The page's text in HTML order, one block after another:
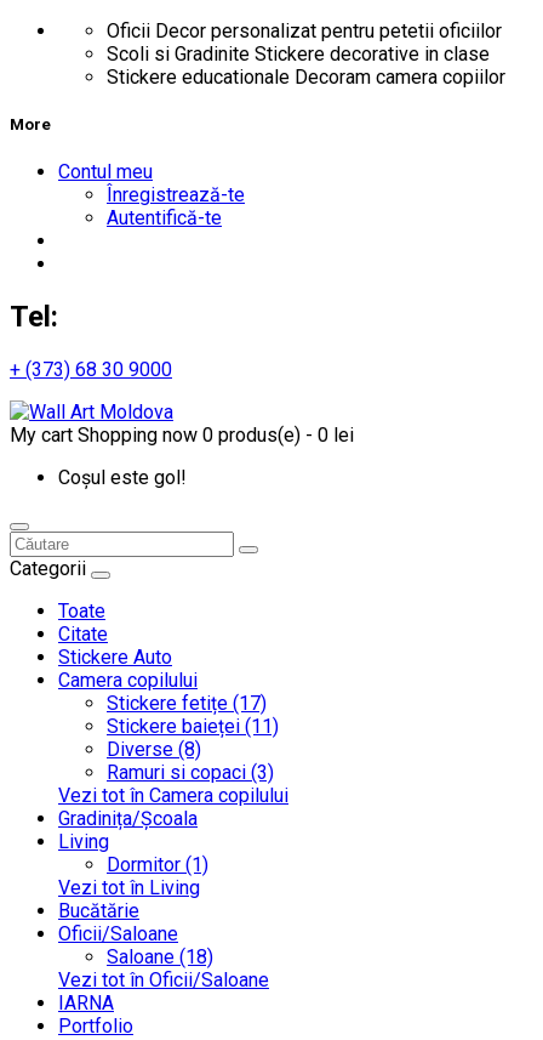
Oficii Decor personalizat pentru petetii oficiilor
Scoli si Gradinite Stickere decorative in clase
Stickere educationale Decoram camera copiilor
More
Contul meu
Înregistrează-te
Autentifică-te
Tel:
+ (373) 68 30 9000
My cart Shopping now 0 produs(e) - 0 lei
Coșul este gol!
Categorii
Toate
Citate
Stickere Auto
Camera copilului
Stickere fetițe (17)
Stickere baieței (11)
Diverse (8)
Ramuri si copaci (3)
Vezi tot în Camera copilului
Gradinița/Școala
Living
Dormitor (1)
Vezi tot în Living
Bucătărie
Oficii/Saloane
Saloane (18)
Vezi tot în Oficii/Saloane
IARNA
Portfolio